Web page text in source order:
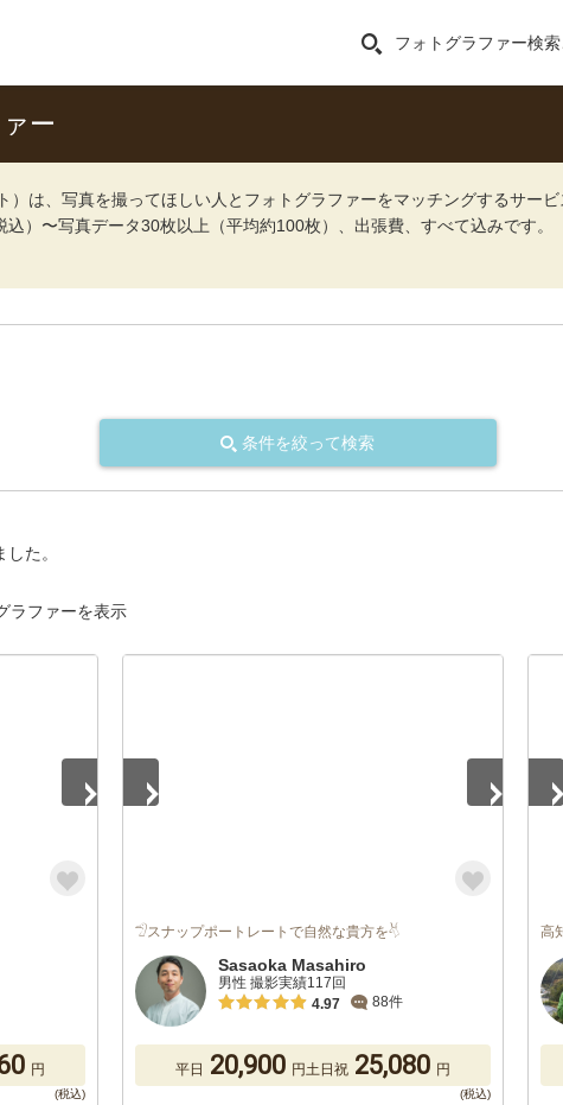
フォトグラファー検索
ー
）は、写真を撮ってほしい人とフォトグラファーをマッチングするサービ
）〜写真データ30枚以上（平均約100枚）、出張費、すべて込みです。
条件を絞って検索
た。
ラファーを表示
円
𓅿スナップポートレートで自然な貴方を𓄃
Sasaoka Masahiro
男性 撮影実績117回
4.97
88件
平日 20,900 円土日祝 25,080 円
高